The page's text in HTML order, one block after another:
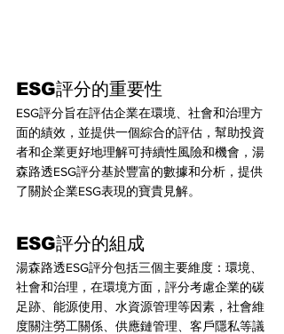
ESG評分的重要性
ESG評分旨在評估企業在環境、社會和治理方
面的績效，並提供一個綜合的評估，幫助投資
者和企業更好地理解可持續性風險和機會，湯
森路透ESG評分基於豐富的數據和分析，提供
了關於企業ESG表現的寶貴見解。
ESG評分的組成
湯森路透ESG評分包括三個主要維度：環境、
社會和治理，在環境方面，評分考慮企業的碳
足跡、能源使用、水資源管理等因素，社會維
度關注勞工關係、供應鏈管理、客戶隱私等議